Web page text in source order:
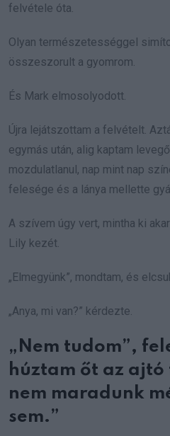
felvétele óta.
Olyan természetességgel
összeszorult a gyomrom.
És Mark elmosolyodott.
Újra lejátszottam a felvételt.
egymás után, alig kaptam
mozdulatlanul, nap mint nap
felesége és a lánya mellette
A szívem úgy vert, mintha ki
Lily kezét.
„Elmegyünk”, mondtam, és
„Anya, mi van?” kérdezte.
„Nem tudom”,
húztam őt az ajtó
nem maradunk
sem.”